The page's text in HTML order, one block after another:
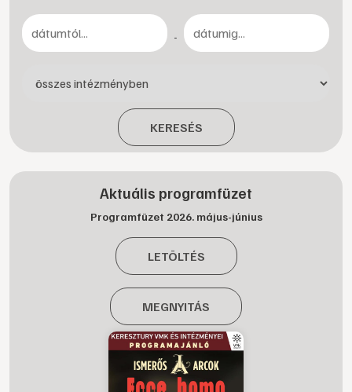
-
KERESÉS
Aktuális programfüzet
Programfüzet 2026. május-június
LETÖLTÉS
MEGNYITÁS